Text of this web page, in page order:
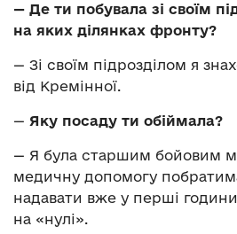
— Де ти побувала зі своїм
на яких ділянках фронту?
— Зі своїм підрозділом я
від Кремінної.
— Яку посаду ти обіймала?
— Я була старшим бойовим
медичну допомогу
надавати вже у перші
на «нулі».